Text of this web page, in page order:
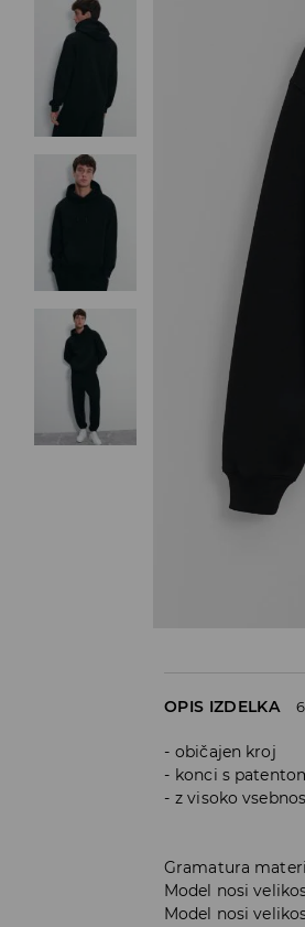
OPIS IZDELKA
običajen kroj
konci s
z visoko
Gramatura
Model nosi
Model nosi